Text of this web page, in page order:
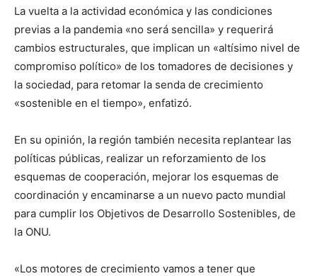
La vuelta a la actividad económica y las condiciones
previas a la pandemia «no será sencilla» y requerirá
cambios estructurales, que implican un «altísimo nivel de
compromiso político» de los tomadores de decisiones y
la sociedad, para retomar la senda de crecimiento
«sostenible en el tiempo», enfatizó.
En su opinión, la región también necesita replantear las
políticas públicas, realizar un reforzamiento de los
esquemas de cooperación, mejorar los esquemas de
coordinación y encaminarse a un nuevo pacto mundial
para cumplir los Objetivos de Desarrollo Sostenibles, de
la ONU.
«Los motores de crecimiento vamos a tener que